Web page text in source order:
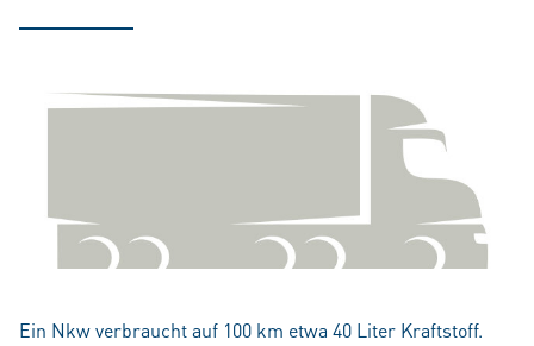
Ein Nkw verbraucht auf 100 km etwa 40 Liter Kraftstoff.